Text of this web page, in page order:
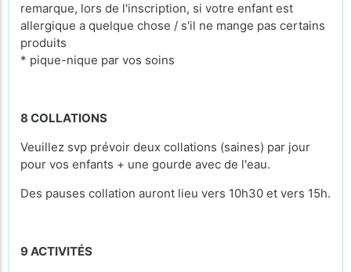
remarque, lors de l'inscription, si votre enfant est
allergique a quelque chose / s'il ne mange pas certains
produits
* pique-nique par vos soins
8 COLLATIONS
Veuillez svp prévoir deux collations (saines) par jour
pour vos enfants + une gourde avec de l'eau.
Des pauses collation auront lieu vers 10h30 et vers 15h.
9 ACTIVITÉS